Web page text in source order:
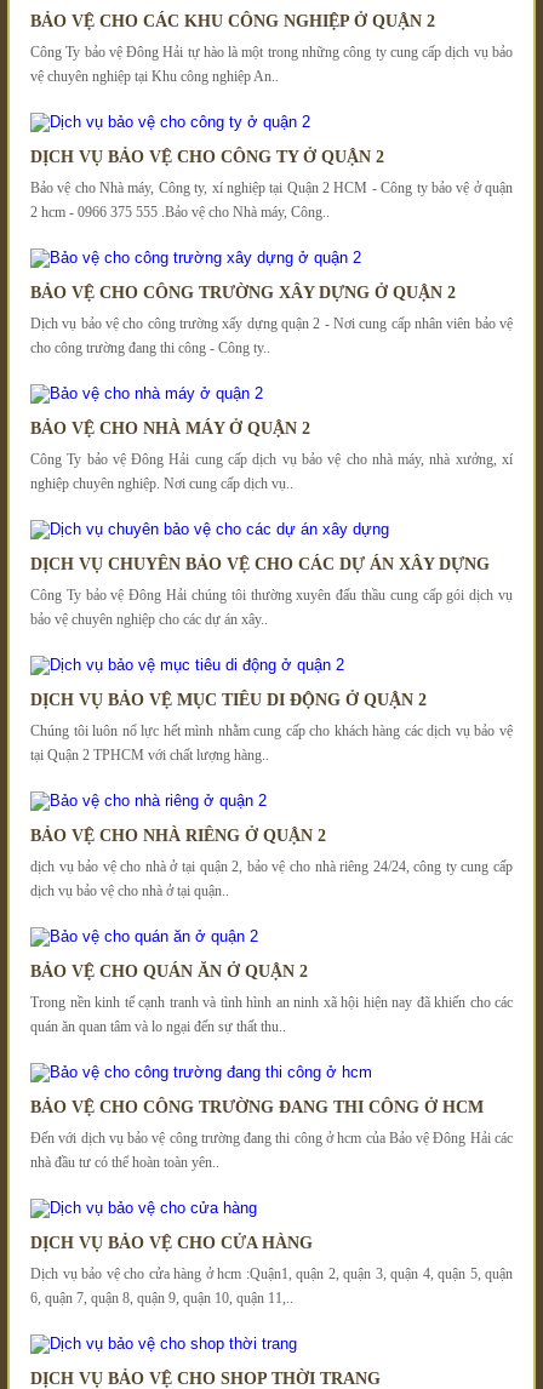
BẢO VỆ CHO CÁC KHU CÔNG NGHIỆP Ở QUẬN 2
Công Ty bảo vệ Đông Hải tự hào là một trong những công ty cung cấp dịch vụ bảo
vệ chuyên nghiệp tại Khu công nghiệp An..
DỊCH VỤ BẢO VỆ CHO CÔNG TY Ở QUẬN 2
Bảo vệ cho Nhà máy, Công ty, xí nghiệp tại Quận 2 HCM - Công ty bảo vệ ở quận
2 hcm - 0966 375 555 .Bảo vệ cho Nhà máy, Công..
BẢO VỆ CHO CÔNG TRƯỜNG XÂY DỰNG Ở QUẬN 2
Dịch vụ bảo vệ cho công trường xấy dựng quận 2 - Nơi cung cấp nhân viên bảo vệ
cho công trường đang thi công - Công ty..
BẢO VỆ CHO NHÀ MÁY Ở QUẬN 2
Công Ty bảo vệ Đông Hải cung cấp dịch vụ bảo vệ cho nhà máy, nhà xưởng, xí
nghiệp chuyên nghiệp. Nơi cung cấp dịch vụ..
DỊCH VỤ CHUYÊN BẢO VỆ CHO CÁC DỰ ÁN XÂY DỰNG
Công Ty bảo vệ Đông Hải chúng tôi thường xuyên đấu thầu cung cấp gói dịch vụ
bảo vệ chuyên nghiệp cho các dự án xây..
DỊCH VỤ BẢO VỆ MỤC TIÊU DI ĐỘNG Ở QUẬN 2
Chúng tôi luôn nổ lực hết mình nhằm cung cấp cho khách hàng các dịch vụ bảo vệ
tại Quận 2 TPHCM với chất lượng hàng..
BẢO VỆ CHO NHÀ RIÊNG Ở QUẬN 2
dịch vụ bảo vệ cho nhà ở tại quận 2, bảo vệ cho nhà riêng 24/24, công ty cung cấp
dịch vụ bảo vệ cho nhà ở tại quận..
BẢO VỆ CHO QUÁN ĂN Ở QUẬN 2
Trong nền kinh tế cạnh tranh và tình hình an ninh xã hội hiện nay đã khiến cho các
quán ăn quan tâm và lo ngại đến sự thất thu..
BẢO VỆ CHO CÔNG TRƯỜNG ĐANG THI CÔNG Ở HCM
Đến với dịch vụ bảo vệ công trường đang thi công ở hcm của Bảo vệ Đông Hải các
nhà đầu tư có thể hoàn toàn yên..
DỊCH VỤ BẢO VỆ CHO CỬA HÀNG
Dịch vụ bảo vệ cho cửa hàng ở hcm :Quận1, quận 2, quận 3, quận 4, quận 5, quận
6, quận 7, quận 8, quận 9, quận 10, quận 11,..
DỊCH VỤ BẢO VỆ CHO SHOP THỜI TRANG